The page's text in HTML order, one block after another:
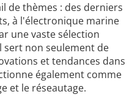
de thèmes : des derniers
à l'électronique marine
une vaste sélection
sert non seulement de
et tendances dans
également comme
et le réseautage.